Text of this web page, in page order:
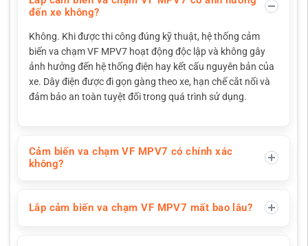
đến xe không?
Không. Khi được thi công đúng kỹ thuật, hệ thống cảm
biến va chạm VF MPV7 hoạt động độc lập và không gây
ảnh hưởng đến hệ thống điện hay kết cấu nguyên bản của
xe. Dây điện được đi gọn gàng theo xe, hạn chế cắt nối và
đảm bảo an toàn tuyệt đối trong quá trình sử dụng.
Cảm biến va chạm VF MPV7 có chính xác
không?
Lắp cảm biến va chạm VF MPV7 mất bao lâu?